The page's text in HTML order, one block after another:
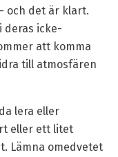
och det är klart.
deras icke-
att komma
till atmosfären
lera eller
eller ett litet
Lämna omedvetet